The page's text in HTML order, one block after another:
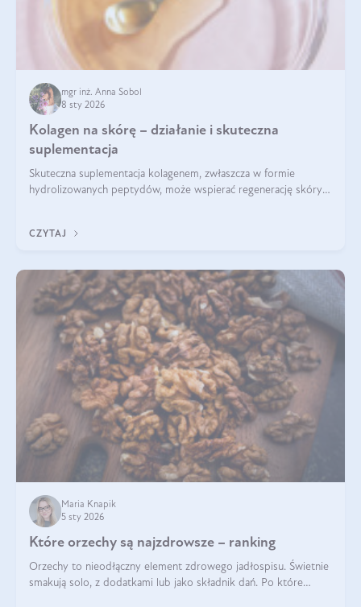
mgr inż. Anna Sobol
8 sty 2026
Kolagen na skórę – działanie i skuteczna
suplementacja
Skuteczna suplementacja kolagenem, zwłaszcza w formie
hydrolizowanych peptydów, może wspierać regenerację skóry i
CZYTAJ
Maria Knapik
5 sty 2026
Które orzechy są najzdrowsze – ranking
Orzechy to nieodłączny element zdrowego jadłospisu. Świetnie
smakują solo, z dodatkami lub jako składnik dań. Po które